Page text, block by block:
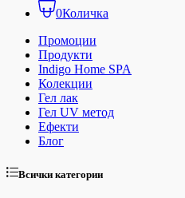
0Количка
Промоции
Продукти
Indigo Home SPA
Колекции
Гел лак
Гел UV метод
Ефекти
Блог
Всички категории